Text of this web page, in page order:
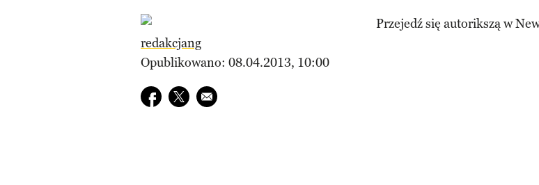
redakcjang
Opublikowano: 08.04.2013, 10:00
Udostępnij na facebook
Udostępnij na twitter
E-mail do przyjaciela